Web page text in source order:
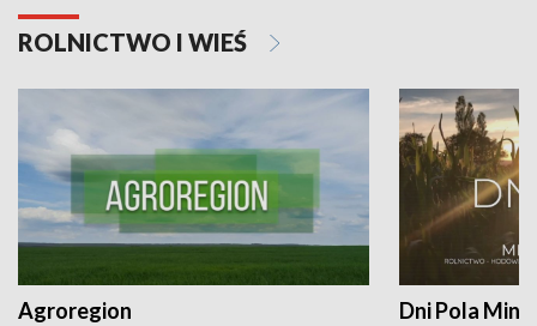
ROLNICTWO I WIEŚ
Agroregion Dni Pola